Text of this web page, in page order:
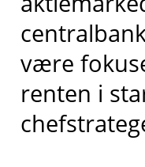
være
renten i